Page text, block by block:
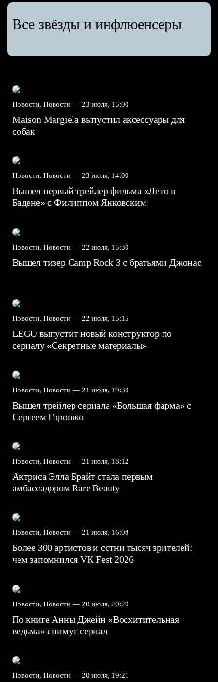
Все звёзды и инфлюенсеры
Новости, Новости — 23 июля, 15:00
Maison Margiela выпустил аксессуары для
собак
Новости, Новости — 23 июля, 14:00
Вышел первый трейлер фильма «Лето в
Бадене» с Филиппом Янковским
Новости, Новости — 22 июля, 15:30
Вышел тизер Camp Rock 3 с братьями Джонас
Новости, Новости — 22 июля, 15:15
LEGO выпустит новый конструктор по
сериалу «Секретные материалы»
Новости, Новости — 21 июля, 19:30
Вышел трейлер сериала «Большая фарма» с
Сергеем Горошко
Новости, Новости — 21 июля, 18:12
Актриса Элла Брайт стала первым
амбассадором Rare Beauty
Новости, Новости — 21 июля, 16:08
Более 300 артистов и сотни тысяч зрителей:
чем запомнился VK Fest 2026
Новости, Новости — 20 июля, 20:20
По книге Анны Джейн «Восхитительная
ведьма» снимут сериал
Новости, Новости — 20 июля, 19:21